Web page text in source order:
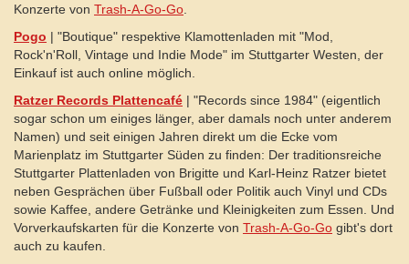
Konzerte von Trash-A-Go-Go
Pogo | "Boutique" respektive Klamottenladen mit "Mod,
Rock'n'Roll, Vintage und Indie Mode" im Stuttgarter Westen, der
Einkauf ist auch online möglich.
Ratzer Records Plattencafé | "Records since 1984" (eigentlich
sogar schon um einiges länger, aber damals noch unter anderem
Namen) und seit einigen Jahren direkt um die Ecke vom
Marienplatz im Stuttgarter Süden zu finden: Der traditionsreiche
Stuttgarter Plattenladen von Brigitte und Karl-Heinz Ratzer bietet
neben Gesprächen über Fußball oder Politik auch Vinyl und CDs
sowie Kaffee, andere Getränke und Kleinigkeiten zum Essen. Und
Vorverkaufskarten für die Konzerte von Trash-A-Go-Go gibt's dort
auch zu kaufen.